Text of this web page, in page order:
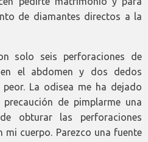
de diamantes directos a la
solo seis perforaciones de
el abdomen y dos dedos
La odisea me ha dejado
de pimplarme una
obturar las perforaciones
mi cuerpo. Parezco una fuente